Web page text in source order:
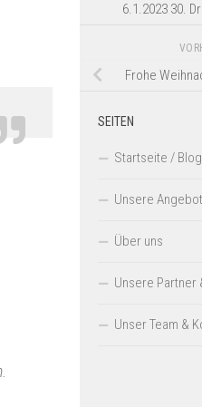
6.1.2023 30.
Frohe
SEITEN
Startseite / Blog
Unsere
Über uns
Unsere Partner
Unser Team &